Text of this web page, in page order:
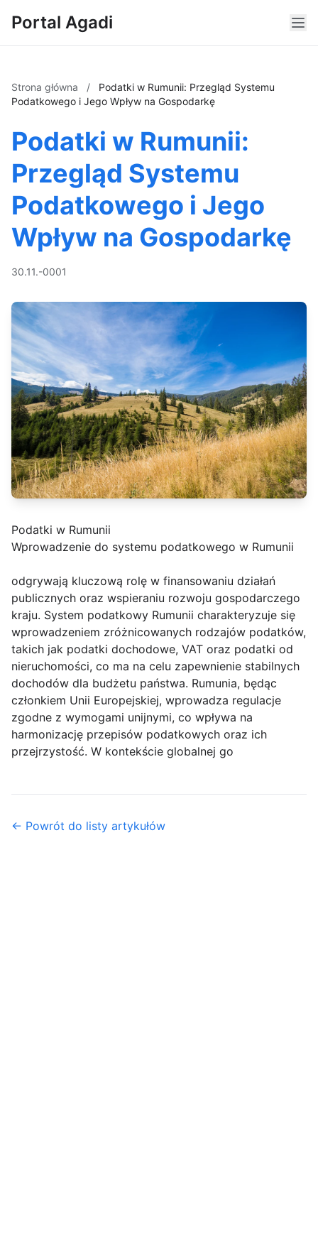
Portal Agadi
Strona główna /
Podatki w Rumunii: Przegląd Systemu
Podatkowego i Jego Wpływ na Gospodarkę
Podatki w Rumunii:
Przegląd Systemu
Podatkowego i Jego
Wpływ na Gospodarkę
30.11.-0001
Podatki w Rumunii
Wprowadzenie do systemu podatkowego w Rumunii
odgrywają kluczową rolę w finansowaniu działań
publicznych oraz wspieraniu rozwoju gospodarczego
kraju. System podatkowy Rumunii charakteryzuje się
wprowadzeniem zróżnicowanych rodzajów podatków,
takich jak podatki dochodowe, VAT oraz podatki od
nieruchomości, co ma na celu zapewnienie stabilnych
dochodów dla budżetu państwa. Rumunia, będąc
członkiem Unii Europejskiej, wprowadza regulacje
zgodne z wymogami unijnymi, co wpływa na
harmonizację przepisów podatkowych oraz ich
przejrzystość. W kontekście globalnej go
← Powrót do listy artykułów